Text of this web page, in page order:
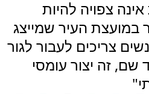
צפויה להיות
העיר שמייצג
צריכים לעבור לגור
שם, זה יצור עומסי